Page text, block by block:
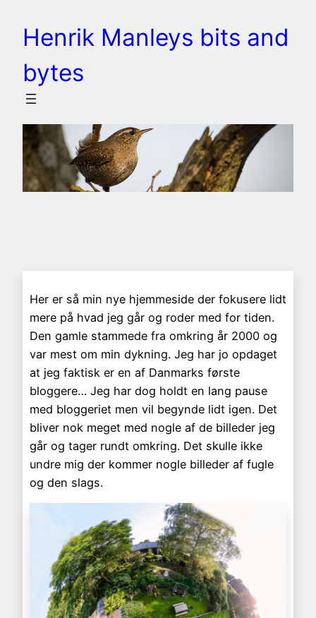
Henrik Manleys bits and
bytes
Her er så min nye hjemmeside der fokusere lidt
mere på hvad jeg går og roder med for tiden.
Den gamle stammede fra omkring år 2000 og
var mest om min dykning. Jeg har jo opdaget
at jeg faktisk er en af Danmarks første
bloggere… Jeg har dog holdt en lang pause
med bloggeriet men vil begynde lidt igen. Det
bliver nok meget med nogle af de billeder jeg
går og tager rundt omkring. Det skulle ikke
undre mig der kommer nogle billeder af fugle
og den slags.